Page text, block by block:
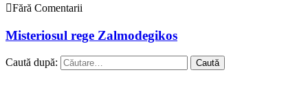
Fără Comentarii
Misteriosul rege Zalmodegikos
Caută după: